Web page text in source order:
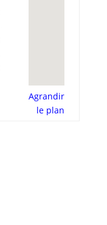
Agrandir
le plan